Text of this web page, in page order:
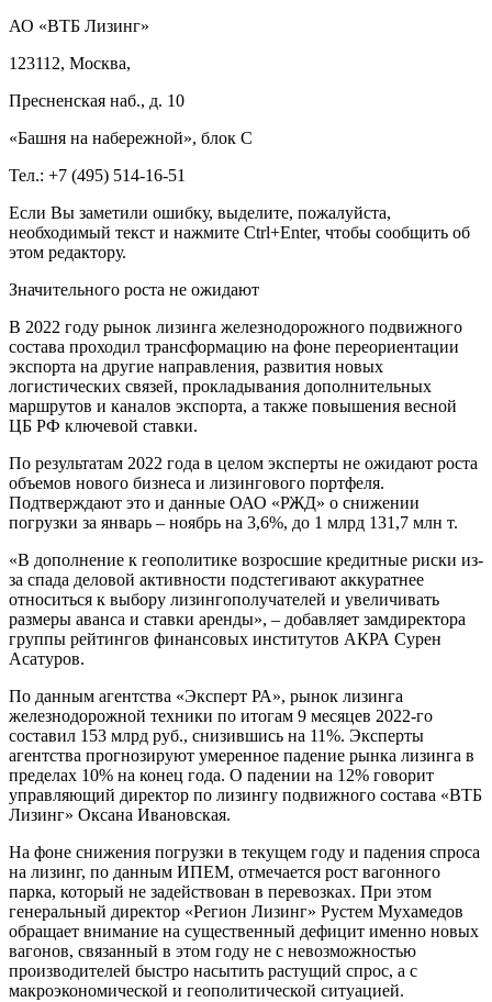
АО «ВТБ Лизинг»
123112, Москва,
Пресненская наб., д. 10
«Башня на набережной», блок С
Тел.: +7 (495) 514-16-51
Если Вы заметили ошибку, выделите, пожалуйста,
необходимый текст и нажмите Ctrl+Enter, чтобы сообщить об
этом редактору.
Значительного роста не ожидают
В 2022 году рынок лизинга железнодорожного подвижного
состава проходил трансформацию на фоне переориентации
экспорта на другие направления, развития новых
логистических связей, прокладывания дополнительных
маршрутов и каналов экспорта, а также повышения весной
ЦБ РФ ключевой ставки.
По результатам 2022 года в целом эксперты не ожидают роста
объемов нового бизнеса и лизингового портфеля.
Подтверждают это и данные ОАО «РЖД» о снижении
погрузки за январь – ноябрь на 3,6%, до 1 млрд 131,7 млн т.
«В дополнение к геополитике возросшие кредитные риски из-
за спада деловой активности подстегивают аккуратнее
относиться к выбору лизингополучателей и увеличивать
размеры аванса и ставки аренды», – добавляет замдиректора
группы рейтингов финансовых институтов АКРА Сурен
Асатуров.
По данным агентства «Эксперт РА», рынок лизинга
железнодорожной техники по итогам 9 месяцев 2022-го
составил 153 млрд руб., снизившись на 11%. Эксперты
агентства прогнозируют умеренное падение рынка лизинга в
пределах 10% на конец года. О падении на 12% говорит
управляющий директор по лизингу подвижного состава «ВТБ
Лизинг» Оксана Ивановская.
На фоне снижения погрузки в текущем году и падения спроса
на лизинг, по данным ИПЕМ, отмечается рост вагонного
парка, который не задействован в перевозках. При этом
генеральный директор «Регион Лизинг» Рустем Мухамедов
обращает внимание на существенный дефицит именно новых
вагонов, связанный в этом году не с невозможностью
производителей быстро насытить растущий спрос, а с
макроэкономической и геополитической ситуацией.